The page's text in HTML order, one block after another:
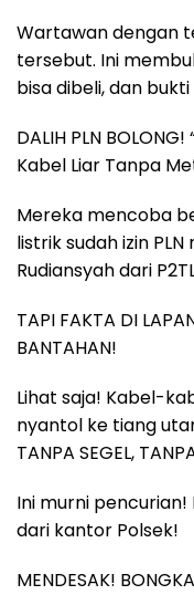
Wartawan dengan
tersebut. Ini
bisa dibeli, dan
DALIH PLN
Kabel Liar Tanpa
Mereka mencoba
listrik sudah izin
Rudiansyah dari
TAPI FAKTA DI
BANTAHAN!
Lihat saja! Kabel-
nyantol ke tiang
TANPA SEGEL,
Ini murni pencurian!
dari kantor Polsek!
MENDESAK!